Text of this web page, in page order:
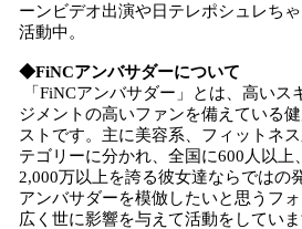
ーンビデオ出演や日テレポシュレち
活動中。
◆FiNCアンバサダーについて
「FiNCアンバサダー」とは、高いス
ジメントの高いファンを備えている
ストです。主に美容系、フィットネ
テゴリーに分かれ、全国に600人以上
2,000万以上を誇る彼女達ならではの
アンバサダーを模倣したいと思うフ
広く世に影響を与えて活動をしていま